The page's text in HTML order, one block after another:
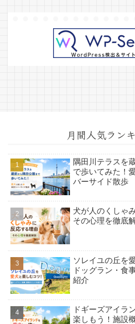
月間人気ラン
隅田川テラスを
で歩いてみた！
バーサイド散歩
犬が人のくしゃ
その心理を徹底
ソレイユの丘を
ドッグラン・食
紹介
ドギーズアイラ
楽しもう！施設